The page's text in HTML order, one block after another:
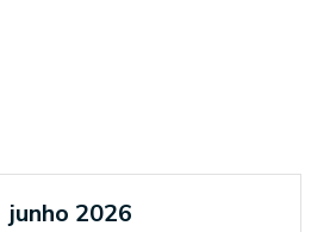
junho 2026